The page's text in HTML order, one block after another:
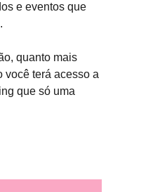
e eventos que
.
quanto mais
você terá acesso a
que só uma